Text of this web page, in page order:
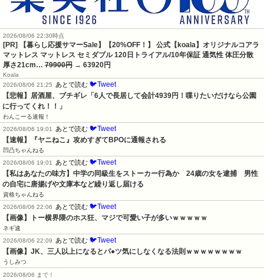
2026/08/06 22:30時点
[PR] 【暮らし応援サマーSale】【20%OFF！】 公式【koala】オリジナルコアラ
マットレス マットレス セミダブル 120日トライアル/10年保証 通気性 体圧分散
厚さ21cm… 79900円 → 63920円
Koala
2026/08/06 21:25
あとで読む 🐦Tweet
【悲報】居酒屋、ブチギレ「6人で長居して会計4939円！喋りたいだけなら公園
に行ってくれ！！」
わんこーる速報！
2026/08/06 19:01
あとで読む 🐦Tweet
【速報】『ヤニねこ』攻めすぎてBPOに通報される
凹凸ちゃんねる
2026/08/06 19:01
あとで読む 🐦Tweet
【私はあなたの味方】中学の同級生をストーカー行為か　24歳の女を逮捕　男性
の自宅に唐揚げや文庫本など繰り返し届ける
資格ちゃんねる
2026/08/06 22:06
あとで読む 🐦Tweet
【画像】トー横界隈のホス狂、マジで可愛い子が多いｗｗｗｗｗ
ネギ速
2026/08/06 22:09
あとで読む 🐦Tweet
【画像】JK、三人以上になるとパ●ツ気にしなくなる法則ｗｗｗｗｗｗｗｗ
うしみつ
2026/08/06 まで！